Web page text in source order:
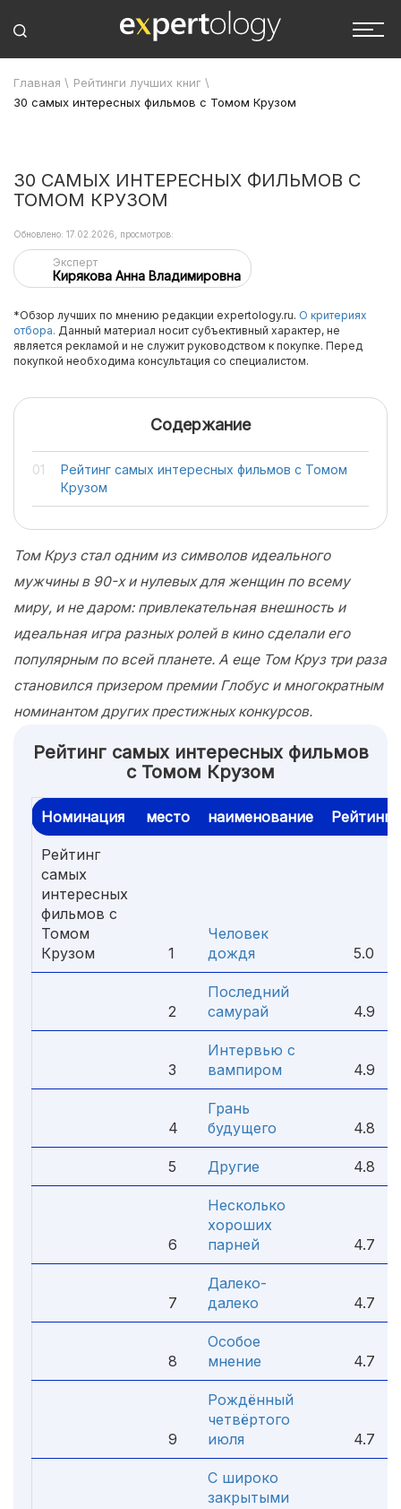
Главная \ Рейтинги лучших книг \
30 самых интересных фильмов с Томом Крузом
30 САМЫХ ИНТЕРЕСНЫХ ФИЛЬМОВ С
ТОМОМ КРУЗОМ
Эксперт
Кирякова Анна Владимировна
Обновлено: 17.02.2026, просмотров:
*Обзор лучших по мнению редакции expertology.ru. О критериях
отбора. Данный материал носит субъективный характер, не
является рекламой и не служит руководством к покупке. Перед
покупкой необходима консультация со специалистом.
Содержание
Рейтинг самых интересных фильмов с Томом
Крузом
Том Круз стал одним из символов идеального
мужчины в 90-х и нулевых для женщин по всему
миру, и не даром: привлекательная внешность и
идеальная игра разных ролей в кино сделали его
популярным по всей планете. А еще Том Круз три раза
становился призером премии Глобус и многократным
номинантом других престижных конкурсов.
Рейтинг самых интересных фильмов
с Томом Крузом
Номинация место наименование Рейтинг
Рейтинг
самых
интересных
фильмов с
Томом
Крузом
1
Человек
дождя
5.0
2
Последний
самурай
4.9
3
Интервью с
вампиром
4.9
4
Грань
будущего
4.8
5 Другие 4.8
6
Несколько
хороших
парней
4.7
7
Далеко-
далеко
4.7
8
Особое
мнение
4.7
9
Рождённый
четвёртого
июля
4.7
С широко
закрытыми